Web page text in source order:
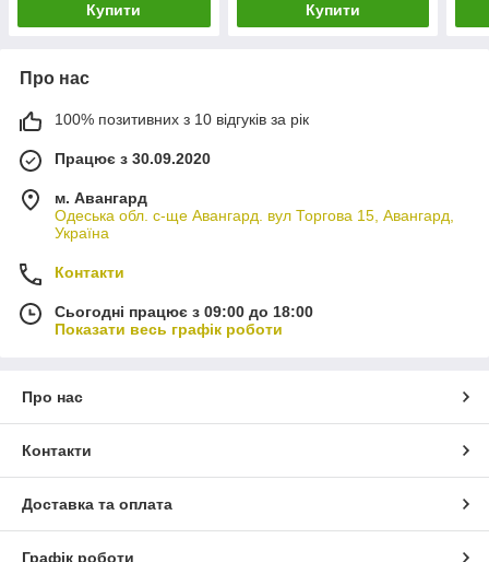
Купити Купити
Про нас
100% позитивних з 10 відгуків за рік
Працює з 30.09.2020
м. Авангард
Одеська обл. с-ще Авангард. вул Торгова 15, Авангард,
Україна
Контакти
Сьогодні працює з 09:00 до 18:00
Показати весь графік роботи
Про нас
Контакти
Доставка та оплата
Графік роботи